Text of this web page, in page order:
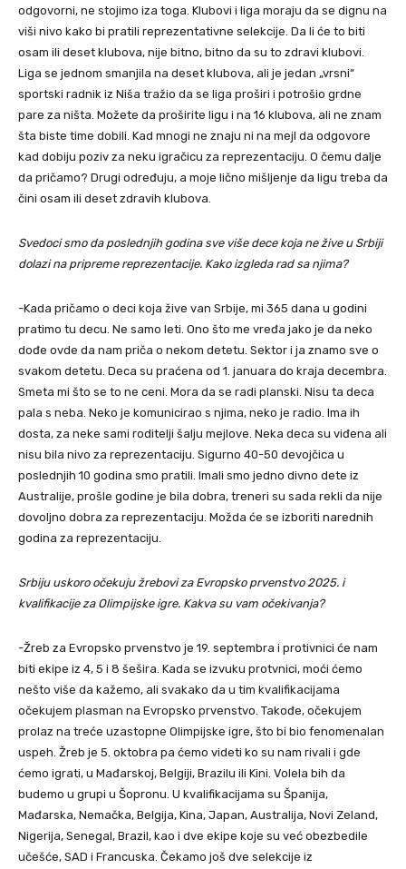
odgovorni, ne stojimo iza toga. Klubovi i liga moraju da se dignu na
viši nivo kako bi pratili reprezentativne selekcije. Da li će to biti
osam ili deset klubova, nije bitno, bitno da su to zdravi klubovi.
Liga se jednom smanjila na deset klubova, ali je jedan „vrsni“
sportski radnik iz Niša tražio da se liga proširi i potrošio grdne
pare za ništa. Možete da proširite ligu i na 16 klubova, ali ne znam
šta biste time dobili. Kad mnogi ne znaju ni na mejl da odgovore
kad dobiju poziv za neku igračicu za reprezentaciju. O čemu dalje
da pričamo? Drugi određuju, a moje lično mišljenje da ligu treba da
čini osam ili deset zdravih klubova.
Svedoci smo da poslednjih godina sve više dece koja ne žive u Srbiji
dolazi na pripreme reprezentacije. Kako izgleda rad sa njima?
-Kada pričamo o deci koja žive van Srbije, mi 365 dana u godini
pratimo tu decu. Ne samo leti. Ono što me vređa jako je da neko
dođe ovde da nam priča o nekom detetu. Sektor i ja znamo sve o
svakom detetu. Deca su praćena od 1. januara do kraja decembra.
Smeta mi što se to ne ceni. Mora da se radi planski. Nisu ta deca
pala s neba. Neko je komunicirao s njima, neko je radio. Ima ih
dosta, za neke sami roditelji šalju mejlove. Neka deca su viđena ali
nisu bila nivo za reprezentaciju. Sigurno 40-50 devojčica u
poslednjih 10 godina smo pratili. Imali smo jedno divno dete iz
Australije, prošle godine je bila dobra, treneri su sada rekli da nije
dovoljno dobra za reprezentaciju. Možda će se izboriti narednih
godina za reprezentaciju.
Srbiju uskoro očekuju žrebovi za Evropsko prvenstvo 2025. i
kvalifikacije za Olimpijske igre. Kakva su vam očekivanja?
-Žreb za Evropsko prvenstvo je 19. septembra i protivnici će nam
biti ekipe iz 4, 5 i 8 šešira. Kada se izvuku protvnici, moći ćemo
nešto više da kažemo, ali svakako da u tim kvalifikacijama
očekujem plasman na Evropsko prvenstvo. Takođe, očekujem
prolaz na treće uzastopne Olimpijske igre, što bi bio fenomenalan
uspeh. Žreb je 5. oktobra pa ćemo videti ko su nam rivali i gde
ćemo igrati, u Mađarskoj, Belgiji, Brazilu ili Kini. Volela bih da
budemo u grupi u Šopronu. U kvalifikacijama su Španija,
Mađarska, Nemačka, Belgija, Kina, Japan, Australija, Novi Zeland,
Nigerija, Senegal, Brazil, kao i dve ekipe koje su već obezbedile
učešće, SAD i Francuska. Čekamo još dve selekcije iz